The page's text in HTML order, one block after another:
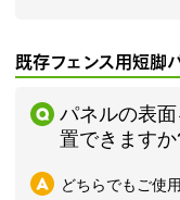
既存フェンス用短脚
パネルの表
置できます
どちらでもご使